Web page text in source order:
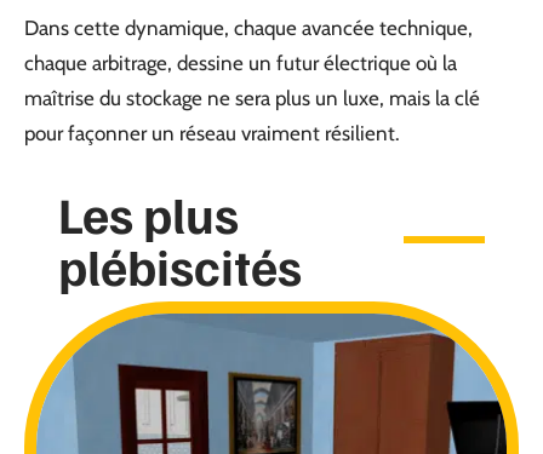
Dans cette dynamique, chaque avancée technique,
chaque arbitrage, dessine un futur électrique où la
maîtrise du stockage ne sera plus un luxe, mais la clé
pour façonner un réseau vraiment résilient.
Les plus
plébiscités